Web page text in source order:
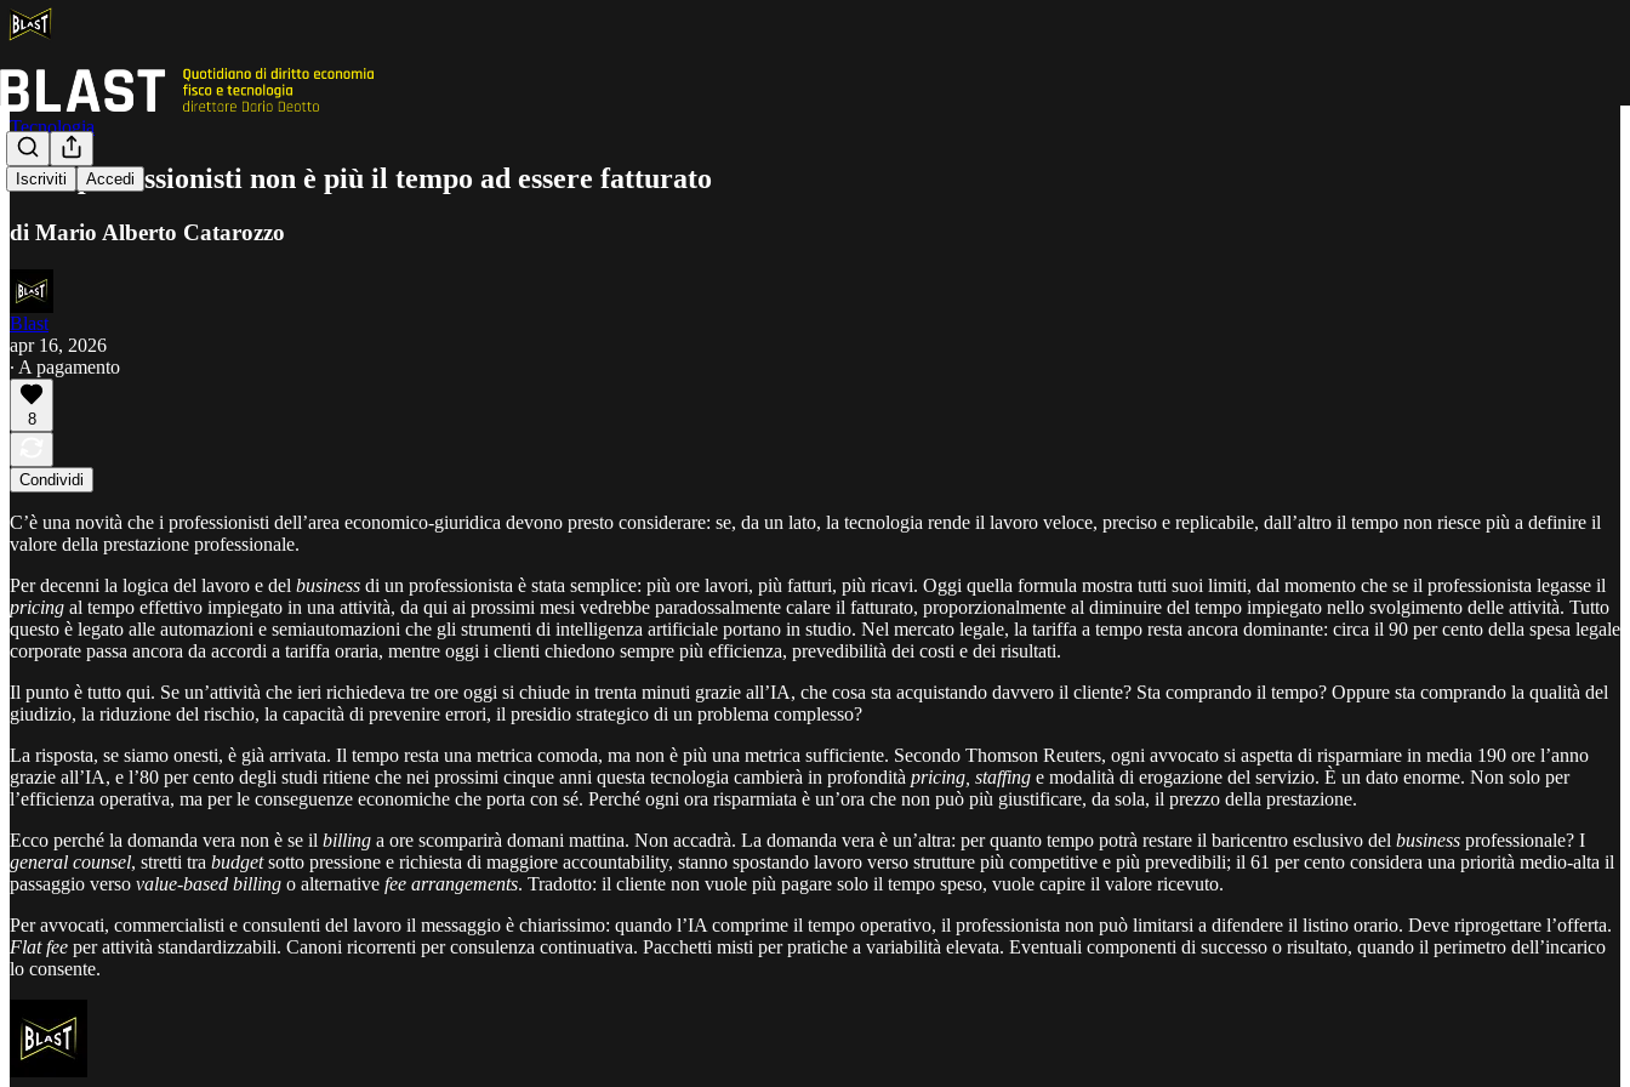
Iscriviti Accedi
Tecnologia
Per i professionisti non è più il tempo ad essere fatturato
di Mario Alberto Catarozzo
Blast
apr 16, 2026
∙ A pagamento
8
Condividi
C’è una novità che i professionisti dell’area economico-giuridica devono presto considerare: se, da un lato, la tecnologia rende il lavoro veloce, preciso e replicabile, dall’altro il tempo non riesce più a definire il
valore della prestazione professionale.
Per decenni la logica del lavoro e del business di un professionista è stata semplice: più ore lavori, più fatturi, più ricavi. Oggi quella formula mostra tutti suoi limiti, dal momento che se il professionista legasse il
pricing al tempo effettivo impiegato in una attività, da qui ai prossimi mesi vedrebbe paradossalmente calare il fatturato, proporzionalmente al diminuire del tempo impiegato nello svolgimento delle attività. Tutto
questo è legato alle automazioni e semiautomazioni che gli strumenti di intelligenza artificiale portano in studio. Nel mercato legale, la tariffa a tempo resta ancora dominante: circa il 90 per cento della spesa legale
corporate passa ancora da accordi a tariffa oraria, mentre oggi i clienti chiedono sempre più efficienza, prevedibilità dei costi e dei risultati.
Il punto è tutto qui. Se un’attività che ieri richiedeva tre ore oggi si chiude in trenta minuti grazie all’IA, che cosa sta acquistando davvero il cliente? Sta comprando il tempo? Oppure sta comprando la qualità del
giudizio, la riduzione del rischio, la capacità di prevenire errori, il presidio strategico di un problema complesso?
La risposta, se siamo onesti, è già arrivata. Il tempo resta una metrica comoda, ma non è più una metrica sufficiente. Secondo Thomson Reuters, ogni avvocato si aspetta di risparmiare in media 190 ore l’anno
grazie all’IA, e l’80 per cento degli studi ritiene che nei prossimi cinque anni questa tecnologia cambierà in profondità pricing, staffing e modalità di erogazione del servizio. È un dato enorme. Non solo per
l’efficienza operativa, ma per le conseguenze economiche che porta con sé. Perché ogni ora risparmiata è un’ora che non può più giustificare, da sola, il prezzo della prestazione.
Ecco perché la domanda vera non è se il billing a ore scomparirà domani mattina. Non accadrà. La domanda vera è un’altra: per quanto tempo potrà restare il baricentro esclusivo del business professionale? I
general counsel, stretti tra budgetsotto pressione e richiesta di maggiore accountability, stanno spostando lavoro verso strutture più competitive e più prevedibili; il 61 per cento considera una priorità medio-alta il
passaggio verso value-based billing o alternative fee arrangements. Tradotto: il cliente non vuole più pagare solo il tempo speso, vuole capire il valore ricevuto.
Per avvocati, commercialisti e consulenti del lavoro il messaggio è chiarissimo: quando l’IA comprime il tempo operativo, il professionista non può limitarsi a difendere il listino orario. Deve riprogettare l’offerta.
Flat fee per attività standardizzabili. Canoni ricorrenti per consulenza continuativa. Pacchetti misti per pratiche a variabilità elevata. Eventuali componenti di successo o risultato, quando il perimetro dell’incarico
lo consente.